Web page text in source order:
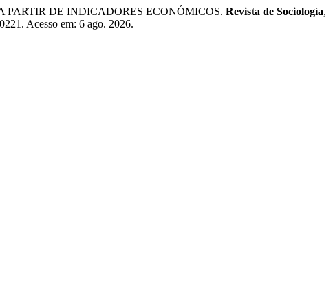
DE INDICADORES ECONÓMICOS. Revista de Sociología,
Acesso em: 6 ago. 2026.